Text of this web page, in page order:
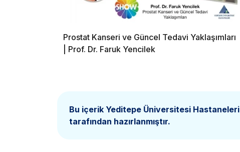
Prostat Kanseri ve Güncel Tedavi Yaklaşımları
| Prof. Dr. Faruk Yencilek
Bu içerik Yeditepe Üniversitesi Hastaneleri
tarafından hazırlanmıştır.